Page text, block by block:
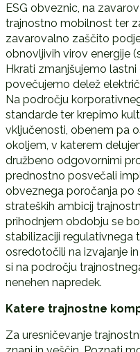
ESG obveznic, na
trajnostno mobilnost ter
zavarovalno zaščito
obnovljivih virov energije
Hkrati zmanjšujemo
povečujemo delež
Na področju
standarde ter krepimo
vključenosti, obenem pa
okoljem, v katerem
družbeno odgovornimi
prednostno posvečali
obveznega poročanja po
strateških ambicij
prihodnjem obdobju se
stabilizaciji regulativnega
osredotočili na izvajanje
si na področju
nenehen napredek.
Katere trajnostne
Za uresničevanje